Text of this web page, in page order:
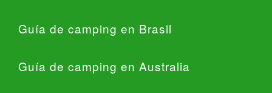
Guía de camping en Brasil
Guía de camping en Australia